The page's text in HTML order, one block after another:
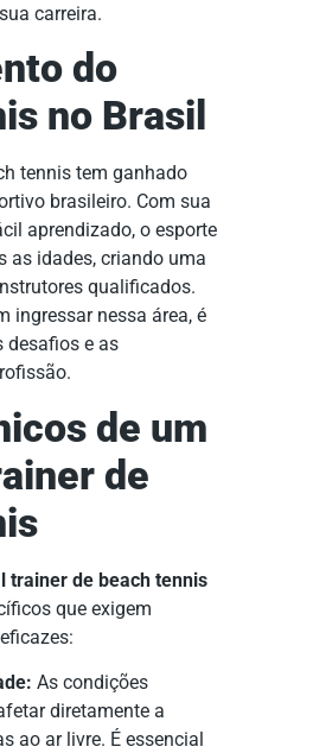
carreira.
do
no Brasil
tennis tem ganhado
brasileiro. Com sua
aprendizado, o esporte
as idades, criando uma
qualificados.
ingressar nessa área, é
desafios e as
de um
de
trainer de beach tennis
que exigem
As condições
diretamente a
ao ar livre. É essencial